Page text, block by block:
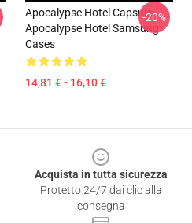
Apocalypse Hotel Capsule
Apocalypse Hotel Samsung
Cases
14,81 € - 16,10 €
-20%
Acquista in tutta sicurezza
Protetto 24/7 dai clic alla
consegna